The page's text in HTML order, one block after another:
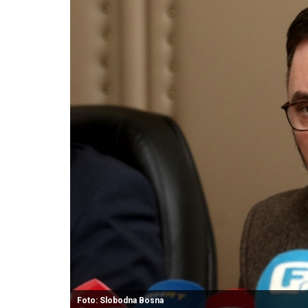
Foto: Slobodna Bosna